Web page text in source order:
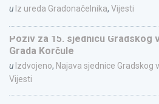
u Iz ureda Gradonačelnika, Vijesti
Poziv za 15. sjednicu Gradskog
Grada Korčule
u Izdvojeno, Najava sjednice Gradskog
Vijesti